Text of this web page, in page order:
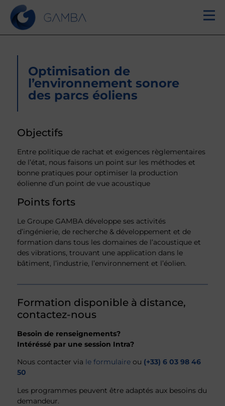
Optimisation de
l’environnement sonore
des parcs éoliens
Objectifs
Entre politique de rachat et exigences règlementaires
de l’état, nous faisons un point sur les méthodes et
bonne pratiques pour optimiser la production
éolienne d’un point de vue acoustique
Points forts
Le Groupe GAMBA développe ses activités
d’ingénierie, de recherche & développement et de
formation dans tous les domaines de l’acoustique et
des vibrations, trouvant une application dans le
bâtiment, l’industrie, l’environnement et l’éolien.
Formation disponible à distance,
contactez-nous
Besoin de renseignements?
Intéréssé par une session Intra?
Nous contacter via le formulaire ou (+33) 6 03 98 46
50
Les programmes peuvent être adaptés aux besoins du
demandeur.